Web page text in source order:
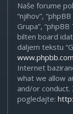
Naše forume
“njihov”,
Grupa”,
bilten board
daljem tekstu
www.phpbb.com
Internet
what we allow
and/or conduct.
pogledajte: